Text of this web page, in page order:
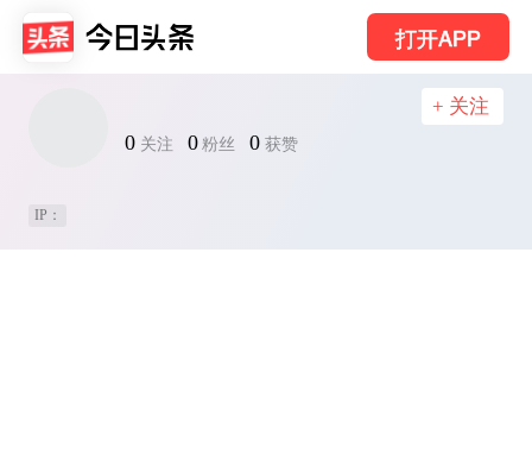
打开APP
0 关注 0 粉丝 0 获赞
+ 关注
IP：